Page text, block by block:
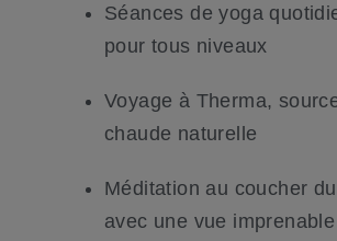
Séances de yoga
pour tous niveaux
Voyage à Therma,
chaude naturelle
Méditation au coucher
avec une vue